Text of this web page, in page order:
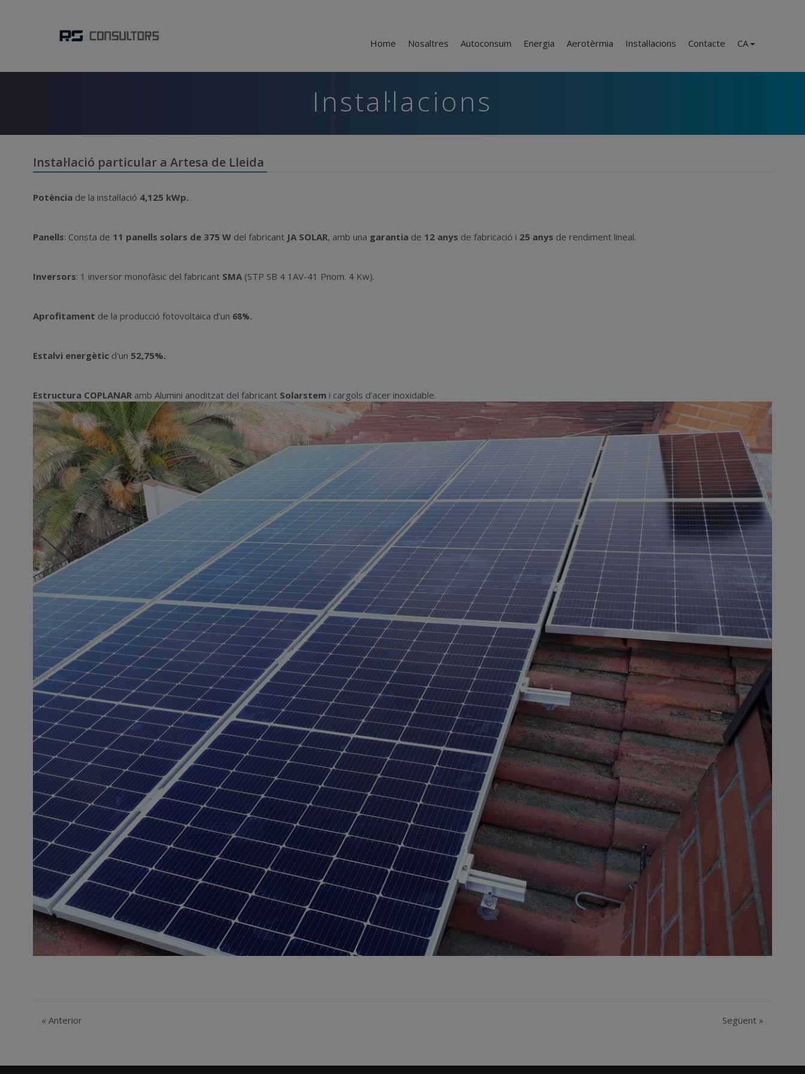
Home Nosaltres Autoconsum Energia Aerotèrmia Instal·lacions Contacte CA
Instal·lacions
Instal·lació particular a Artesa de Lleida
Potència de la instal·lació 4,125 kWp.
Panells: Consta de 11 panells solars de 375 W del fabricant JA SOLAR, amb una garantia de 12 anys de fabricació i 25 anys de rendiment lineal.
Inversors: 1 inversor monofàsic del fabricant SMA (STP SB 4 1AV-41 Pnom. 4 Kw).
Aprofitament de la producció fotovoltaica d'un 68%.
Estalvi energètic d'un 52,75%.
Estructura COPLANAR amb Alumini anoditzat del fabricant Solarstem i cargols d'acer inoxidable.
«Anterior Següent »